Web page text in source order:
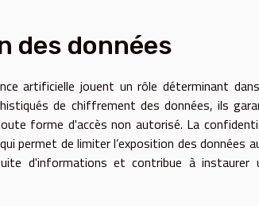
des données
artificielle jouent un rôle déterminant
de chiffrement des données, ils
forme d'accès non autorisé. La
permet de limiter l’exposition des données
d'informations et contribue à instaurer